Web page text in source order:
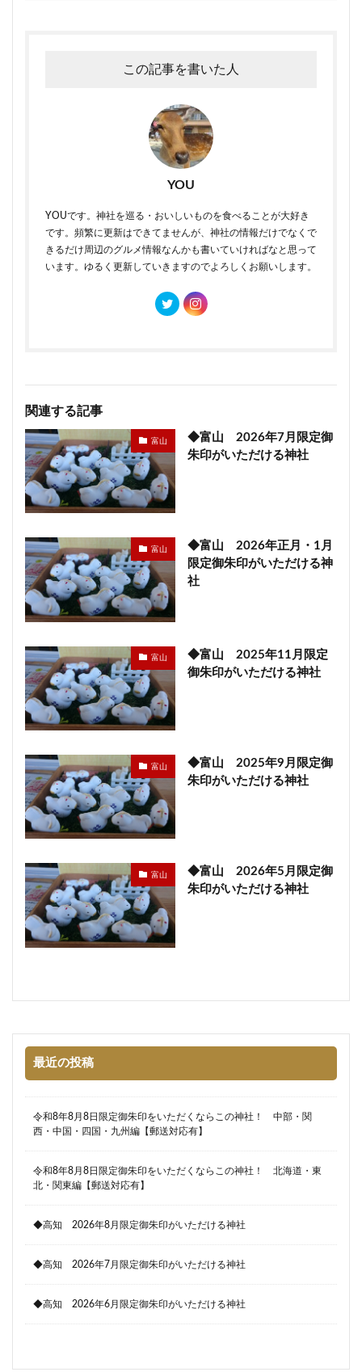
この記事を書いた人
YOU
YOUです。神社を巡る・おいしいものを食べることが大好き
です。頻繁に更新はできてませんが、神社の情報だけでなくで
きるだけ周辺のグルメ情報なんかも書いていければなと思って
います。ゆるく更新していきますのでよろしくお願いします。
関連する記事
富山
◆富山 2026年7月限定御
朱印がいただける神社
富山
◆富山 2026年正月・1月
限定御朱印がいただける神
社
富山
◆富山 2025年11月限定
御朱印がいただける神社
富山
◆富山 2025年9月限定御
朱印がいただける神社
富山
◆富山 2026年5月限定御
朱印がいただける神社
最近の投稿
令和8年8月8日限定御朱印をいただくならこの神社！ 中部・関
西・中国・四国・九州編【郵送対応有】
令和8年8月8日限定御朱印をいただくならこの神社！ 北海道・東
北・関東編【郵送対応有】
◆高知 2026年8月限定御朱印がいただける神社
◆高知 2026年7月限定御朱印がいただける神社
◆高知 2026年6月限定御朱印がいただける神社